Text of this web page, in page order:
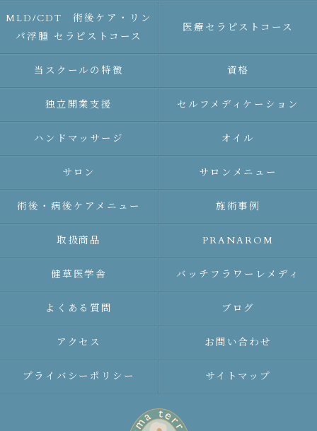
MLD/CDT 術後ケア・リン
パ浮腫 セラピストコース
医療セラピストコース
当スクールの特徴 資格
独立開業支援 セルフメディケーション
ハンドマッサージ オイル
サロン サロンメニュー
術後・病後ケアメニュー 施術事例
取扱商品 PRANAROM
健草医学舎 バッチフラワーレメディ
よくある質問 ブログ
アクセス お問い合わせ
プライバシーポリシー サイトマップ